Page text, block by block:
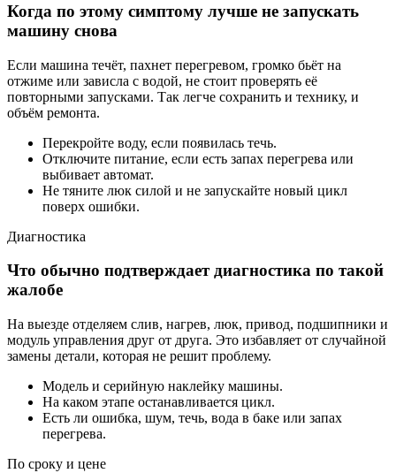
Когда по этому симптому лучше не запускать
машину снова
Если машина течёт, пахнет перегревом, громко бьёт на
отжиме или зависла с водой, не стоит проверять её
повторными запусками. Так легче сохранить и технику, и
объём ремонта.
Перекройте воду, если появилась течь.
Отключите питание, если есть запах перегрева или
выбивает автомат.
Не тяните люк силой и не запускайте новый цикл
поверх ошибки.
Диагностика
Что обычно подтверждает диагностика по такой
жалобе
На выезде отделяем слив, нагрев, люк, привод, подшипники и
модуль управления друг от друга. Это избавляет от случайной
замены детали, которая не решит проблему.
Модель и серийную наклейку машины.
На каком этапе останавливается цикл.
Есть ли ошибка, шум, течь, вода в баке или запах
перегрева.
По сроку и цене